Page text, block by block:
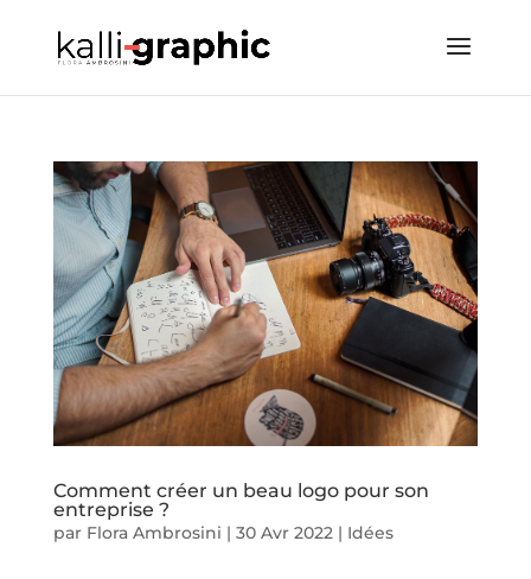
Comment créer un beau logo pour son
entreprise ?
par Flora Ambrosini | 30 Avr 2022 | Idées